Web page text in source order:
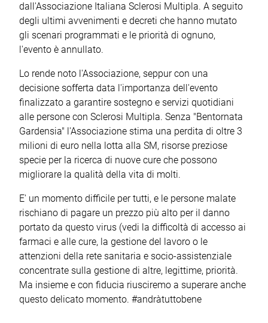
dall'Associazione Italiana Sclerosi Multipla. A seguito
degli ultimi avvenimenti e decreti che hanno mutato
gli scenari programmati e le priorità di ognuno,
l'evento è annullato.
Lo rende noto l'Associazione, seppur con una
decisione sofferta data l'importanza dell'evento
finalizzato a garantire sostegno e servizi quotidiani
alle persone con Sclerosi Multipla. Senza "Bentornata
Gardensia" l'Associazione stima una perdita di oltre 3
milioni di euro nella lotta alla SM, risorse preziose
specie per la ricerca di nuove cure che possono
migliorare la qualità della vita di molti.
E' un momento difficile per tutti, e le persone malate
rischiano di pagare un prezzo più alto per il danno
portato da questo virus (vedi la difficoltà di accesso ai
farmaci e alle cure, la gestione del lavoro o le
attenzioni della rete sanitaria e socio-assistenziale
concentrate sulla gestione di altre, legittime, priorità.
Ma insieme e con fiducia riusciremo a superare anche
questo delicato momento. #andràtuttobene